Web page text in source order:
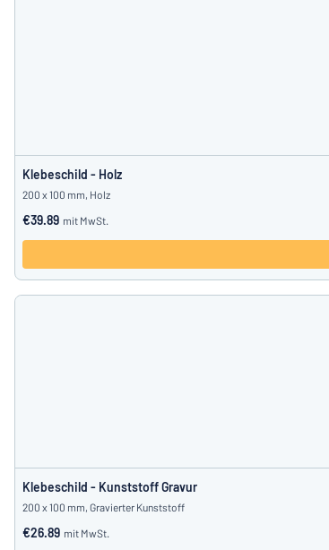
Klebeschild - Holz
200 x 100 mm, Holz
€39.89 mit MwSt.
Klebeschild - Kunststoff Gravur
200 x 100 mm, Gravierter Kunststoff
€26.89 mit MwSt.